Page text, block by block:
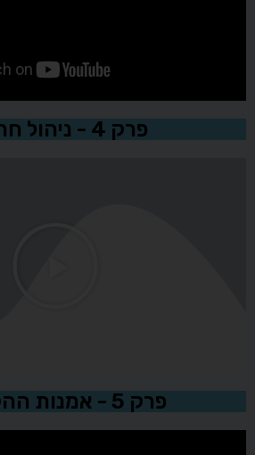
פרק 4 - ניהול חרדות
פרק 5 - אמנות ההקשבה